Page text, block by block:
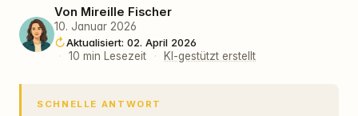
Von Mireille Fischer
10. Januar 2026
Aktualisiert: 02. April 2026
·
10 min Lesezeit · KI-gestützt erstellt
SCHNELLE ANTWORT